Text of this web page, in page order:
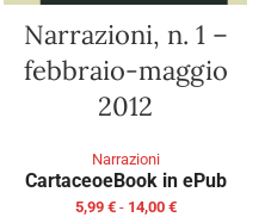
Narrazioni, n. 1 –
febbraio-maggio
2012
Narrazioni
CartaceoeBook in ePub
5,99 € - 14,00 €